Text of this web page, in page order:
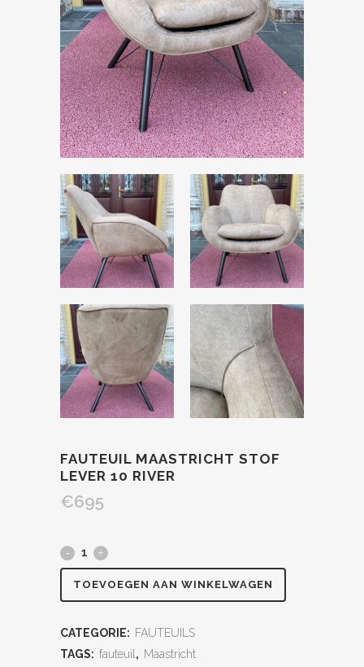
FAUTEUIL MAASTRICHT STOF
LEVER 10 RIVER
€695
TOEVOEGEN AAN WINKELWAGEN
CATEGORIE: FAUTEUILS
TAGS: fauteuil , Maastricht